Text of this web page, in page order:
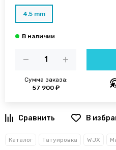
4.5 mm
Сумма заказа:
57 900 ₽
В
Каталог Татуировка WJX